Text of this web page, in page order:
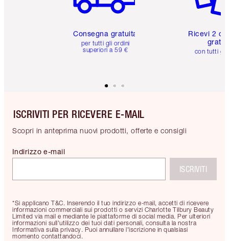
Consegna gratuita
per tutti gli ordini
superiori a 59 €
Ricevi 2
con tutti gli
ISCRIVITI PER RICEVERE E-MAIL
Scopri in anteprima nuovi prodotti, offerte e consigli
*Si applicano T&C. Inserendo il tuo indirizzo e-mail, accetti di ricevere
informazioni commerciali sui prodotti o servizi Charlotte Tilbury Beauty
Limited via mail e mediante le piattaforme di social media. Per ulteriori
informazioni sull'utilizzo dei tuoi dati personali, consulta la nostra
Informativa sulla privacy. Puoi annullare l'iscrizione in qualsiasi
momento contattandoci.
Indirizzo e-mail
ISCRIVITI